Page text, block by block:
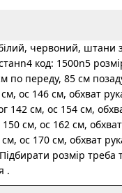
червоний, штани
код: 1500n5
по переду, 85 см
ос 146 см, обхват
142 см, ос 154 см,
см, ос 162 см,
ос 170 см, обхват
розмір треба
.